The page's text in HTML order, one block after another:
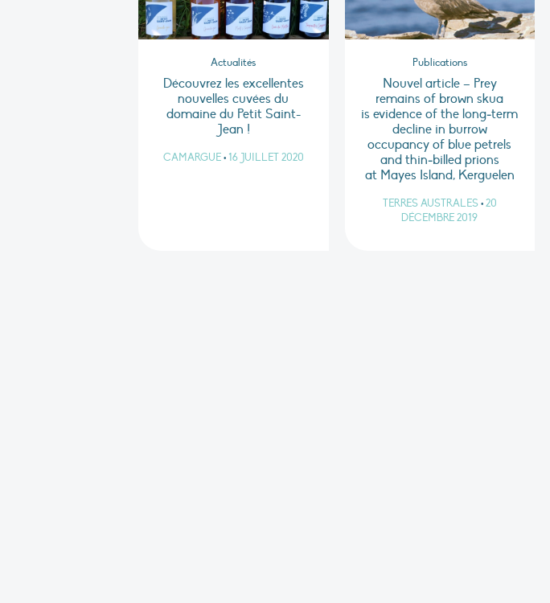
Actualités
Découvrez les excellentes
nouvelles cuvées du
domaine du Petit Saint-
Jean !
CAMARGUE•16 JUILLET 2020
Publications
Nouvel article – Prey
remains of brown skua
is evidence of the long‑term
decline in burrow
occupancy of blue petrels
and thin‑billed prions
at Mayes Island, Kerguelen
TERRES AUSTRALES•20
DÉCEMBRE 2019